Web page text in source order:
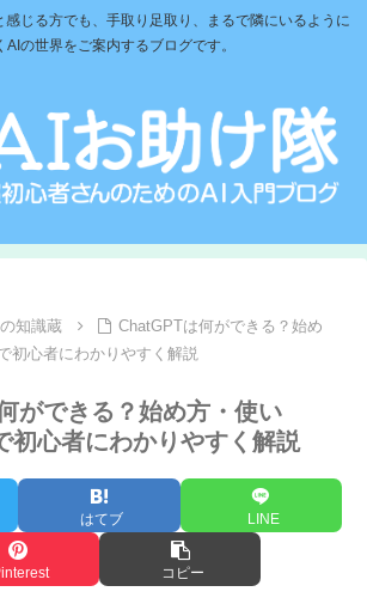
感じる方でも、手取り足取り、まるで隣にいるように
AIの世界をご案内するブログです。
知識蔵
ChatGPTは何ができる？始め
初心者にわかりやすく解説
ができる？始め方・使い
初心者にわかりやすく解説
はてブ LINE
コピー